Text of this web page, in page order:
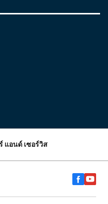
แอนด์ เซอร์วิส